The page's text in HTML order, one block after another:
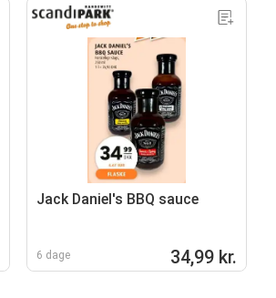
Jack Daniel's BBQ sauce
6 dage 34,99 kr.